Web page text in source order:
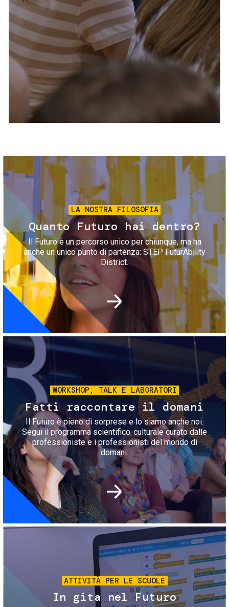
Servizi e accessibilità
Contatti
FAQ
Biglietti
Immagine
LA NOSTRA FILOSOFIA
Quanto Futuro hai dentro?
Il Futuro è un percorso unico per chiunque, ma ha
anche un unico punto di partenza: STEP FuturAbility
District.
Immagine
WORKSHOP, TALK E LABORATORI
Fatti raccontare il domani
Il Futuro è pieno di sorprese e lo siamo anche noi.
Segui il programma scientifico-culturale curato dalle
professioniste e i professionisti del mondo di
domani.
Immagine
ATTIVITÀ PER LE SCUOLE
In gita nel Futuro